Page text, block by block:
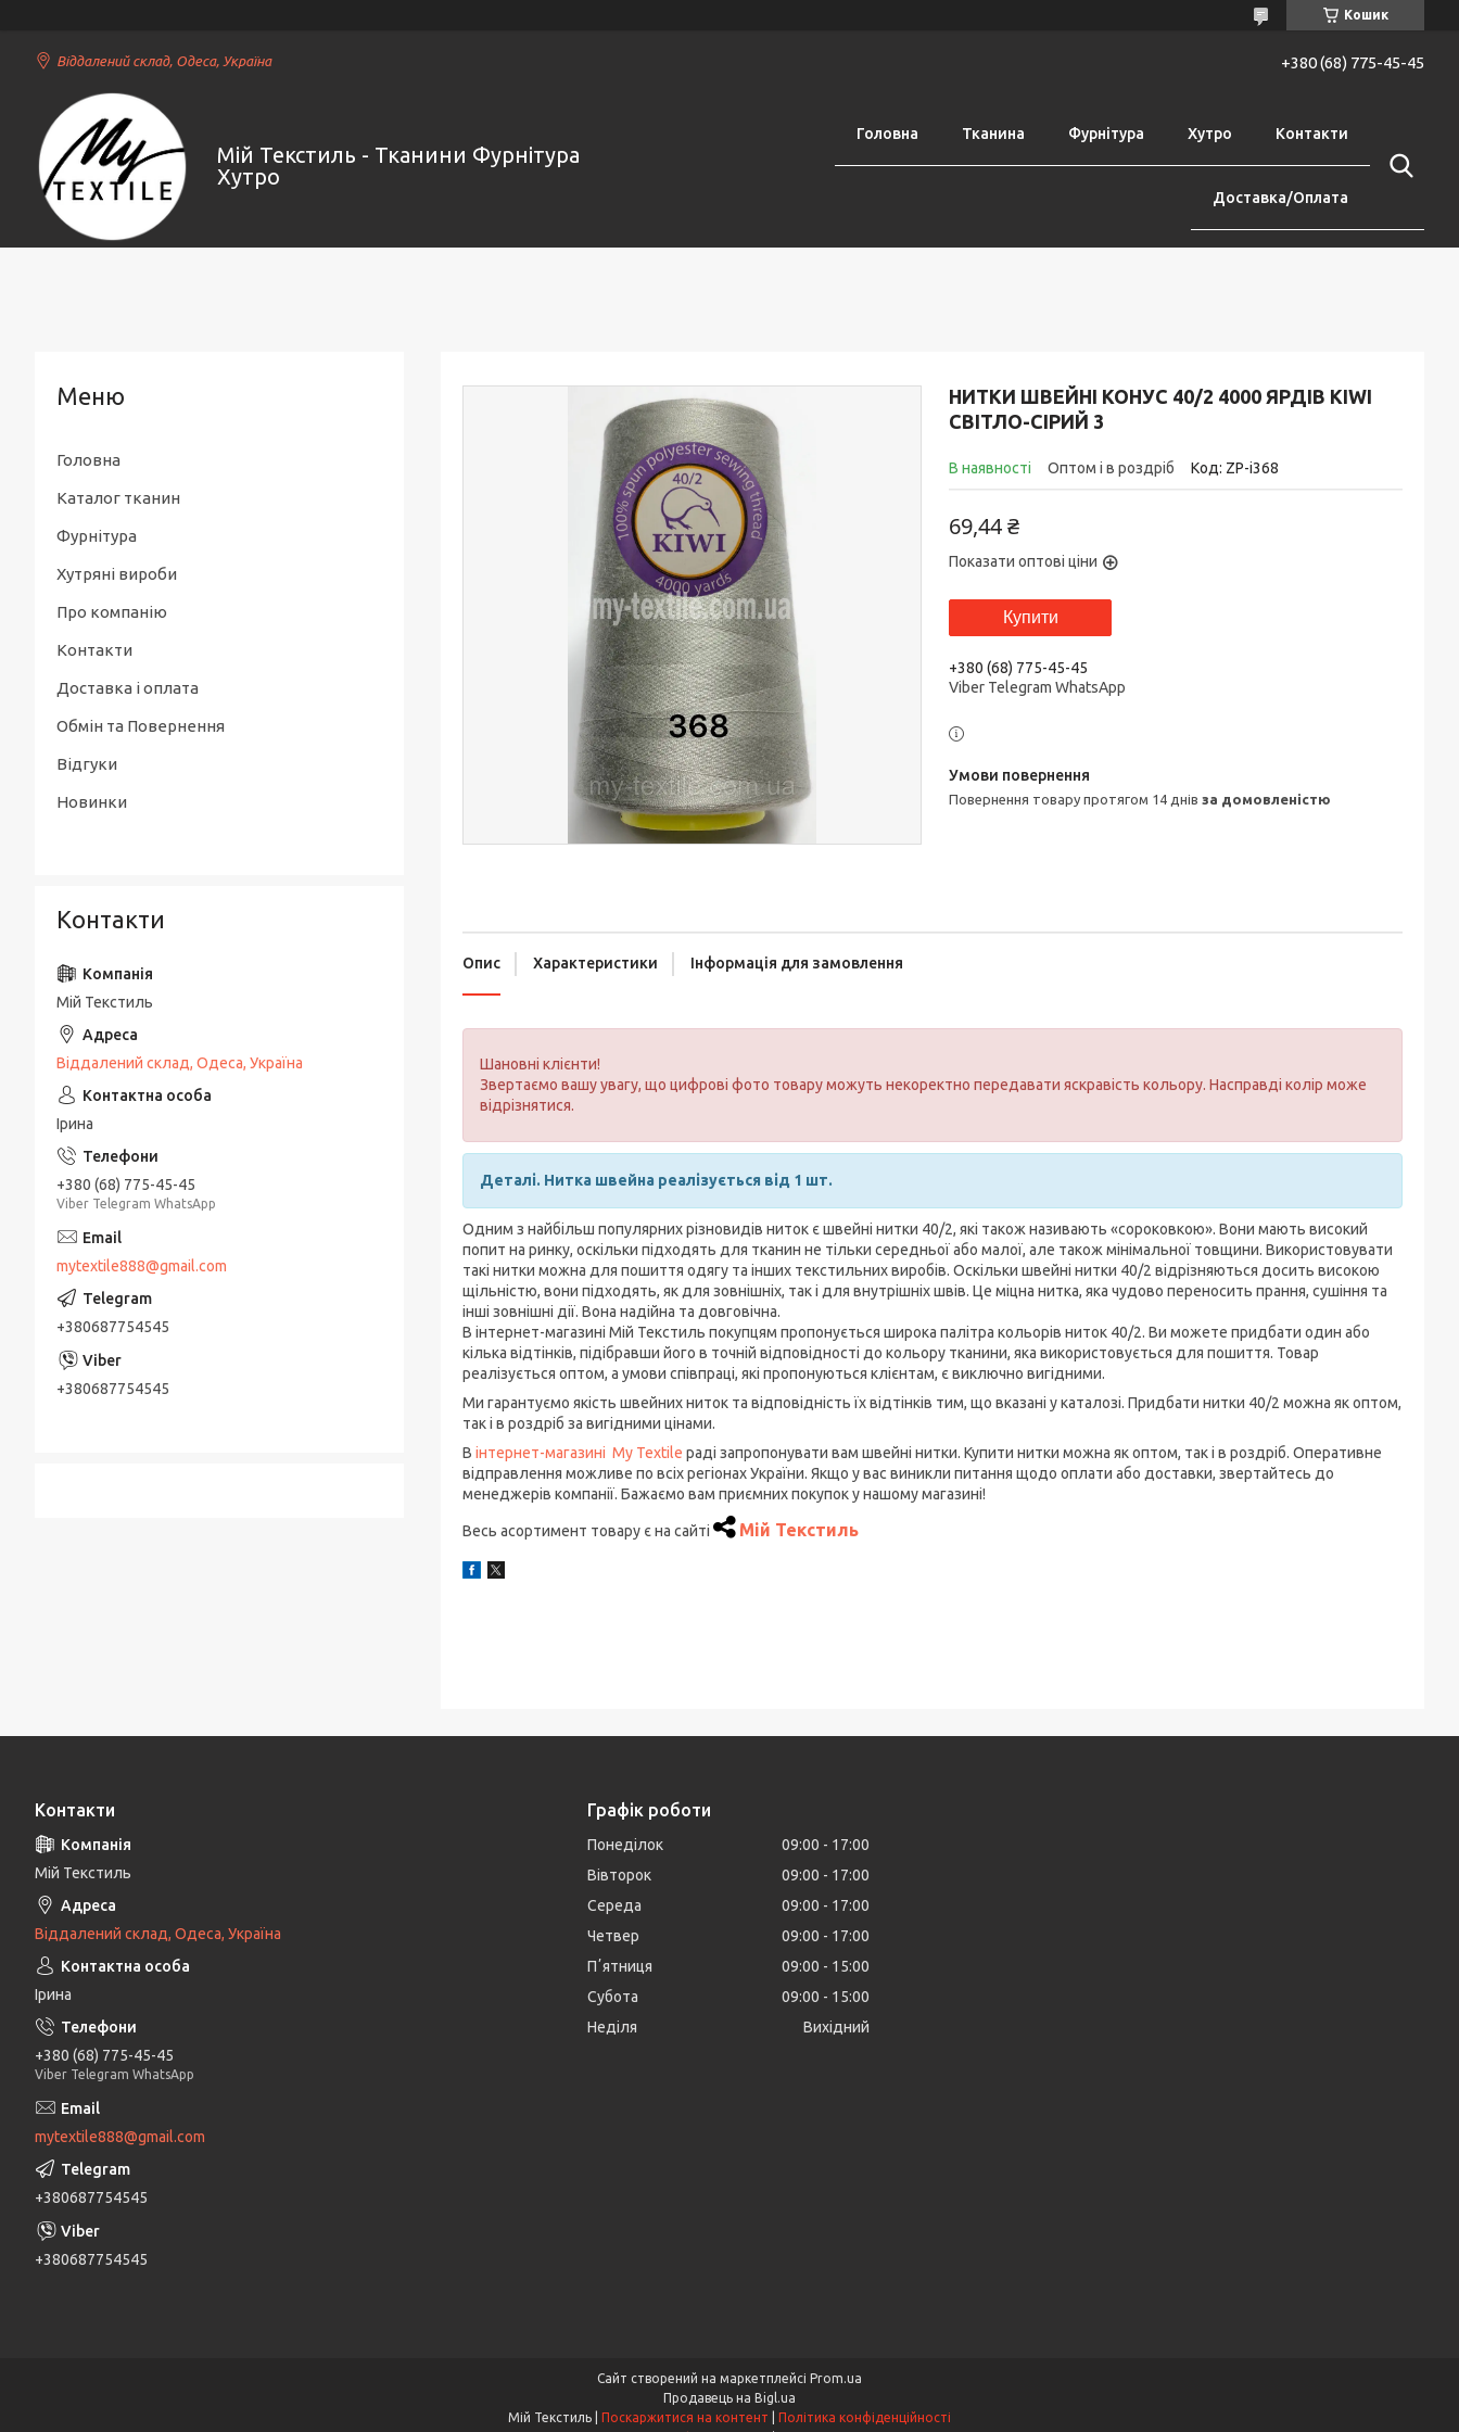
Кошик
Віддалений склад, Одеса, Україна +380 (68) 775-45-45
Мій Текстиль - Тканини Фурнітура
Хутро
Головна Тканина Фурнітура Хутро Контакти
Доставка/Оплата
НИТКИ ШВЕЙНІ КОНУС 40/2 4000 ЯРДІВ KIWI
СВІТЛО-СІРИЙ 3
В наявності Оптом і в роздріб Код: ZP-i368
69,44 ₴
Показати оптові ціни
Купити
+380 (68) 775-45-45
Viber Telegram WhatsApp
повернення товару протягом 14 днів за домовленістю
Опис Характеристики Інформація для замовлення
Шановні клієнти!
Звертаємо вашу увагу, що цифрові фото товару можуть некоректно передавати яскравість кольору. Насправді колір може
відрізнятися.
Деталі. Нитка швейна реалізується від 1 шт.
Одним з найбільш популярних різновидів ниток є швейні нитки 40/2, які також називають «сороковкою». Вони мають високий
попит на ринку, оскільки підходять для тканин не тільки середньої або малої, але також мінімальної товщини. Використовувати
такі нитки можна для пошиття одягу та інших текстильних виробів. Оскільки швейні нитки 40/2 відрізняються досить високою
щільністю, вони підходять, як для зовнішніх, так і для внутрішніх швів. Це міцна нитка, яка чудово переносить прання, сушіння та
інші зовнішні дії. Вона надійна та довговічна.
В інтернет-магазині Мій Текстиль покупцям пропонується широка палітра кольорів ниток 40/2. Ви можете придбати один або
кілька відтінків, підібравши його в точній відповідності до кольору тканини, яка використовується для пошиття. Товар
реалізується оптом, а умови співпраці, які пропонуються клієнтам, є виключно вигідними.
Ми гарантуємо якість швейних ниток та відповідність їх відтінків тим, що вказані у каталозі. Придбати нитки 40/2 можна як оптом,
так і в роздріб за вигідними цінами.
В інтернет-магазині My Textile раді запропонувати вам швейні нитки. Купити нитки можна як оптом, так і в роздріб. Оперативне
відправлення можливе по всіх регіонах України. Якщо у вас виникли питання щодо оплати або доставки, звертайтесь до
менеджерів компанії. Бажаємо вам приємних покупок у нашому магазині!
Весь асортимент товару є на сайті Мій Текстиль
Головна
Каталог тканин
Фурнітура
Хутряні вироби
Про компанію
Контакти
Доставка і оплата
Обмін та Повернення
Відгуки
Новинки
Контакти
Мій Текстиль
Віддалений склад, Одеса, Україна
Ірина
+380 (68) 775-45-45
Viber Telegram WhatsApp
mytextile888@gmail.com
+380687754545
+380687754545
Контакти
Мій Текстиль
Віддалений склад, Одеса, Україна
Ірина
+380 (68) 775-45-45
Viber Telegram WhatsApp
mytextile888@gmail.com
+380687754545
+380687754545
Графік роботи
Понеділок 09:00
17:00
Вівторок
09:00
17:00
Середа
09:00
17:00
Четвер
09:00
17:00
Пʼятниця
09:00
15:00
Субота
09:00
15:00
Неділя
Вихідний
Сайт створений на маркетплейсі Prom.ua
Продавець на Bigl.ua
Поскаржитися на контент
Політика конфіденційності